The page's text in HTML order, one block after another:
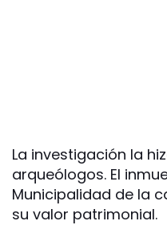
La investigación la
arqueólogos. El
Municipalidad de la
su valor patrimonial.